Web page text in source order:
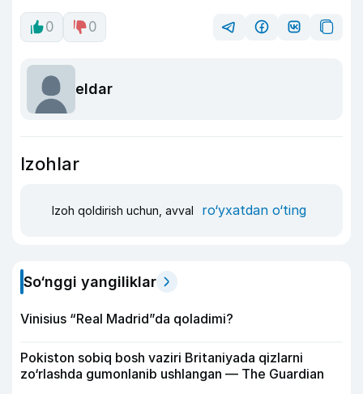
0 0
eldar
Izohlar
Izoh qoldirish uchun, avval ro‘yxatdan o‘ting
So‘nggi yangiliklar
Vinisius “Real Madrid”da qoladimi?
Pokiston sobiq bosh vaziri Britaniyada qizlarni
zo‘rlashda gumonlanib ushlangan — The Guardian